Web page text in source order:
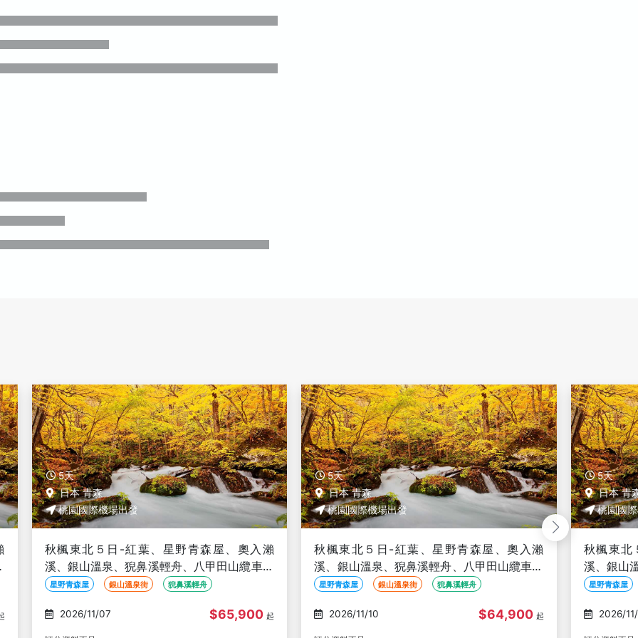
5天
日本 青森
桃園國際機場出發
秋楓東北５日-紅葉、星野青森屋、奧入瀨
溪、銀山溫泉、猊鼻溪輕舟、八甲田山纜車、
採水果、睡魔之家、法式料理(不進免稅店)
星野青森屋 銀山溫泉街 猊鼻溪輕舟
2026/11/10 $64,900 起
5天
日本 青森
桃園國際機場出發
秋楓東北５日-紅葉、星野青森屋、奧入瀨
溪、銀山溫泉、猊鼻溪輕舟、八甲田山纜車、
採水果、睡魔之家、法式料理(不進免稅店)
星野青森屋 銀山溫泉街 猊鼻溪輕舟
2026/11/11 $65,900 起
5天
日本 青
桃園國
秋楓東北
溪、銀山
採水果、
星野青森屋
2026/